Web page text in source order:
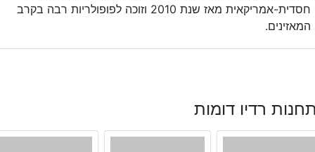
חסדית-אמריקאית מאז שנת 2010 וזוכה לפופולריות רבה בקרב
המאזינים.
רדיו דומות